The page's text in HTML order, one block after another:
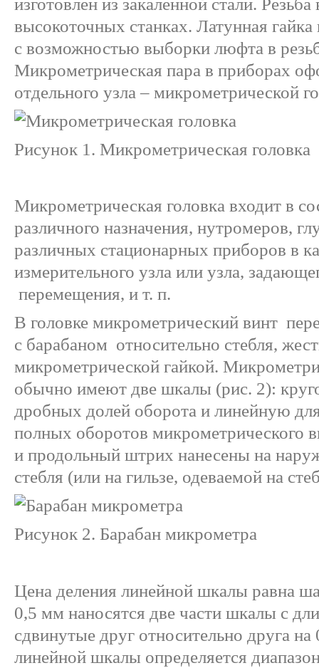
высокоточных станках. Латунная
с возможностью выборки люфта в
Микрометрическая пара в приборах
отдельного узла – микрометрической
Рисунок 1. Микрометрическая головка
Микрометрическая головка входит в
различного назначения, нутромеров,
различных стационарных приборов в
измерительного узла или узла,
перемещения, и т. п.
В головке микрометрический винт
с барабаном относительно стебля,
микрометрической гайкой.
обычно имеют две шкалы (рис. 2):
дробных долей оборота и линейную
полных оборотов микрометрического
и продольный штрих нанесены на
стебля (или на гильзе, одеваемой на
Рисунок 2. Барабан микрометра
Цена деления линейной шкалы равна
0,5 мм наносятся две части шкалы с
сдвинутые друг относительно друга
линейной шкалы определяется